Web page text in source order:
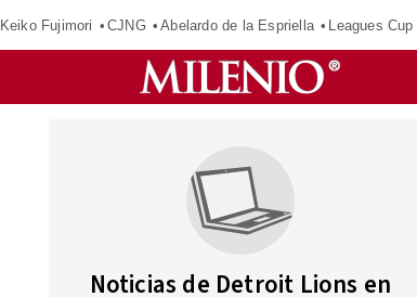
Keiko Fujimori CJNG Abelardo de la Espriella Leagues Cup
Noticias de Detroit Lions en